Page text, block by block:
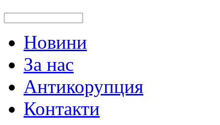
Новини
За нас
Антикорупция
Контакти